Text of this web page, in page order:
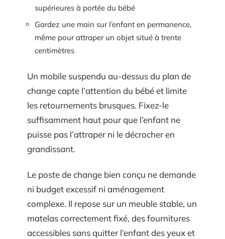
supérieures à portée du bébé
Gardez une main sur l’enfant en permanence,
même pour attraper un objet situé à trente
centimètres
Un mobile suspendu au-dessus du plan de
change capte l’attention du bébé et limite
les retournements brusques. Fixez-le
suffisamment haut pour que l’enfant ne
puisse pas l’attraper ni le décrocher en
grandissant.
Le poste de change bien conçu ne demande
ni budget excessif ni aménagement
complexe. Il repose sur un meuble stable, un
matelas correctement fixé, des fournitures
accessibles sans quitter l’enfant des yeux et